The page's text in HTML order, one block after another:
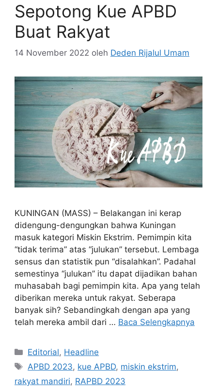
Sepotong Kue APBD
Buat Rakyat
14 November 2022 oleh Deden Rijalul Umam
KUNINGAN (MASS) – Belakangan ini kerap
didengung-dengungkan bahwa Kuningan
masuk kategori Miskin Ekstrim. Pemimpin kita
“tidak terima” atas “julukan” tersebut. Lembaga
sensus dan statistik pun “disalahkan”. Padahal
semestinya “julukan” itu dapat dijadikan bahan
muhasabah bagi pemimpin kita. Apa yang telah
diberikan mereka untuk rakyat. Seberapa
banyak sih? Sebandingkah dengan apa yang
telah mereka ambil dari … Baca Selengkapnya
Kategori
Editorial, Headline
Tag
APBD 2023, kue APBD, miskin ekstrim,
rakyat mandiri, RAPBD 2023